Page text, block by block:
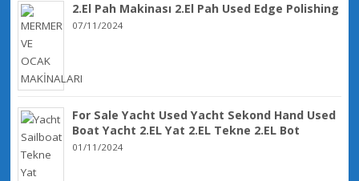
2.El Pah Makinası 2.El Pah Used Edge Polishing
07/11/2024
For Sale Yacht Used Yacht Sekond Hand Used
Boat Yacht 2.EL Yat 2.EL Tekne 2.EL Bot
01/11/2024